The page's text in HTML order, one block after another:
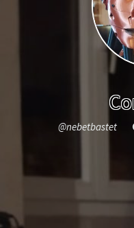
@nebetbastet